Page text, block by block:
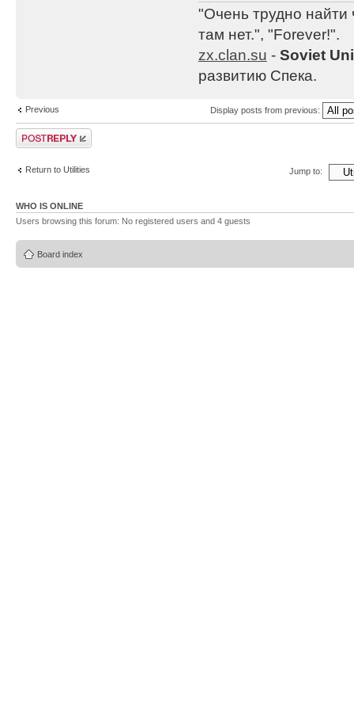
"Очень трудно найти
там нет.", "Forever!".
zx.clan.su - Soviet
развитию Спека.
Previous Display posts from previous:
Post a reply
Return to Utilities Jump to:
WHO IS ONLINE
Users browsing this forum: No registered users and 4 guests
Board index